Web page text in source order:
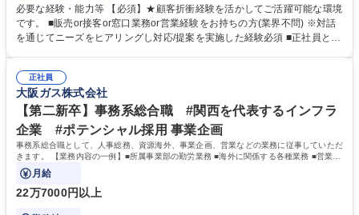
ーション、お客様対応 ■窓口にて、ご来店された個人のお客様に対して金
融商品のご提案 ■効率的な事務運用の検討・構築等 ≪業務紹介：ご応募前
に必ずご覧ください≫ ※記事 https://www.mysite.bk.mufg.jp/career/circle/
必要な経験・能力等 【必須】★顧客折衝経験を活かしてご活躍可能な環境
です。 ■販売or接客or窓口業務or営業経験をお持ちの方(業界不問) ※対話
を通じてニーズをヒアリングし対応/提案を実施した経験必須 ■正社員とし
るので安心して入行いただけます。 幅広いキャリアの選択肢があり、公募
や社内副業等を活用し、 一人ひとりが挑戦できるカルチャーが浸透してい
ます。 学歴・資格 学歴：大学院 大学 高専 短大 専修学校 高校 語学力：
資格：
正社員
大阪ガス株式会社
【第二新卒】事務系総合職 #関西を代表するインフラ
企業 #ポテンシャル採用 事業企画
事務系総合職として、人事総務、資源海外、事業企画、営業などの業務に従事していただ
きます。 【業務内容の一例】■所属事業部の勤労業務 ■海外に関係する各種業務 ■営業部
門の企画スタッフ、ルート営業
月給
22万7000円以上